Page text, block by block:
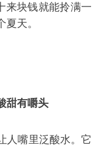
来块钱就能拎满一
天。
甜有嚼头
人嘴里泛酸水。它